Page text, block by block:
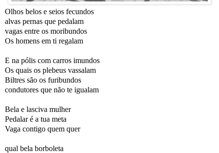
Olhos belos e seios fecundos
alvas pernas que pedalam
vagas entre os moribundos
Os homens em ti regalam
E na pólis com carros imundos
Os quais os plebeus vassalam
Biltres são os furibundos
condutores que não te igualam
Bela e lasciva mulher
Pedalar é a tua meta
Vaga contigo quem quer
qual bela borboleta